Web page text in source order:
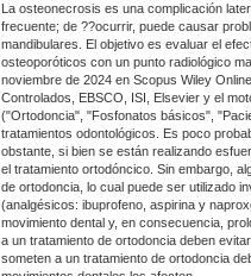
La osteonecrosis es una complicación
frecuente; de ??ocurrir, puede causar
mandibulares. El objetivo es evaluar el
osteoporóticos con un punto radiológico
noviembre de 2024 en Scopus Wiley
Controlados, EBSCO, ISI, Elsevier y el
("Ortodoncia", "Fosfonatos básicos",
tratamientos odontológicos. Es poco
obstante, si bien se están realizando
el tratamiento ortodóncico. Sin embargo,
de ortodoncia, lo cual puede ser utilizado
(analgésicos: ibuprofeno, aspirina y
movimiento dental y, en consecuencia,
a un tratamiento de ortodoncia deben
someten a un tratamiento de ortodoncia